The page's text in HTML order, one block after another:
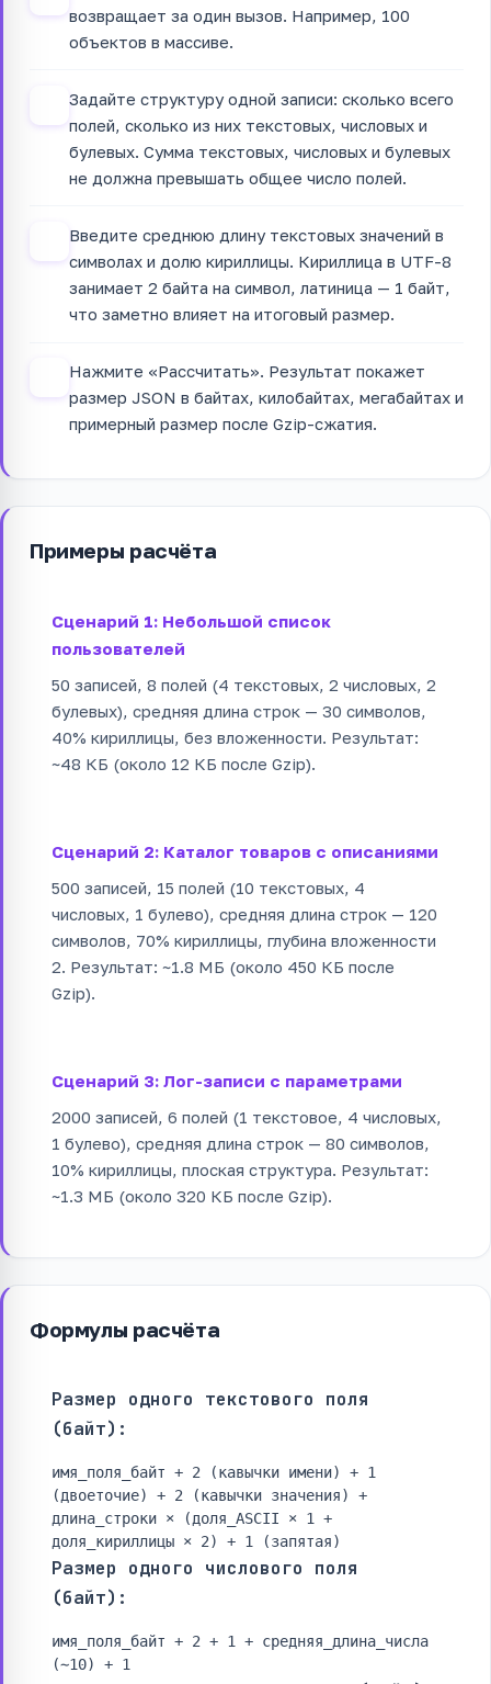
возвращает за один вызов. Например, 100
объектов в массиве.
Задайте структуру одной записи: сколько всего
полей, сколько из них текстовых, числовых и
булевых. Сумма текстовых, числовых и булевых
не должна превышать общее число полей.
Введите среднюю длину текстовых значений в
символах и долю кириллицы. Кириллица в UTF-8
занимает 2 байта на символ, латиница — 1 байт,
что заметно влияет на итоговый размер.
Нажмите «Рассчитать». Результат покажет
размер JSON в байтах, килобайтах, мегабайтах и
примерный размер после Gzip-сжатия.
Примеры расчёта
Сценарий 1: Небольшой список
пользователей
50 записей, 8 полей (4 текстовых, 2 числовых, 2
булевых), средняя длина строк — 30 символов,
40% кириллицы, без вложенности. Результат:
~48 КБ (около 12 КБ после Gzip).
Сценарий 2: Каталог товаров с описаниями
500 записей, 15 полей (10 текстовых, 4
числовых, 1 булево), средняя длина строк — 120
символов, 70% кириллицы, глубина вложенности
2. Результат: ~1.8 МБ (около 450 КБ после
Gzip).
Сценарий 3: Лог-записи с параметрами
2000 записей, 6 полей (1 текстовое, 4 числовых,
1 булево), средняя длина строк — 80 символов,
10% кириллицы, плоская структура. Результат:
~1.3 МБ (около 320 КБ после Gzip).
Формулы расчёта
Размер одного текстового поля
(байт):
имя_поля_байт + 2 (кавычки имени) + 1
(двоеточие) + 2 (кавычки значения) +
длина_строки × (доля_ASCII × 1 +
доля_кириллицы × 2) + 1 (запятая)
Размер одного числового поля
(байт):
имя_поля_байт + 2 + 1 + средняя_длина_числа
(∼10) + 1